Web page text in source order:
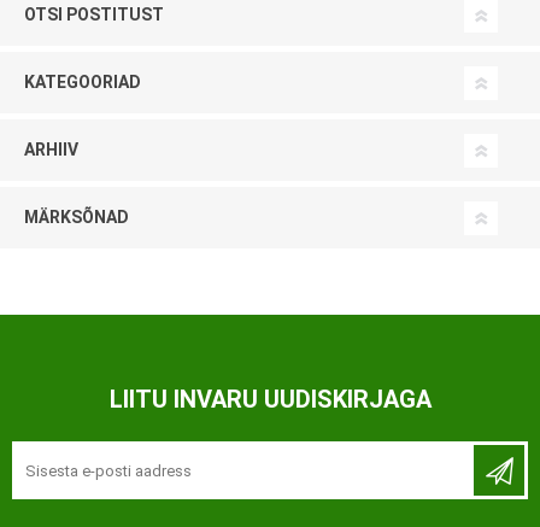
OTSI POSTITUST
KATEGOORIAD
ARHIIV
MÄRKSÕNAD
LIITU INVARU UUDISKIRJAGA